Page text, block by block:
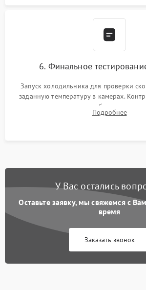
6. Финальное
Запуск холодильника для проверки
заданную температуру в камерах.
компрессора, отсутствия обмерзания
срабатывания системыПодробнее
У Вас остались
Оставьте заявку, мы свяжемся с
время
Заказать звонок